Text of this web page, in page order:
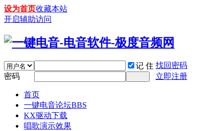
设为首页收藏本站
开启辅助访问
记 住 找回密码
密码
立即注册
首页
一键电音论坛BBS
KX驱动下载
唱歌演示效果